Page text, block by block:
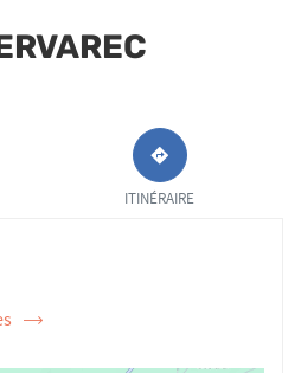
ITINÉRAIRE
JUSQU'AU
POINT
DE